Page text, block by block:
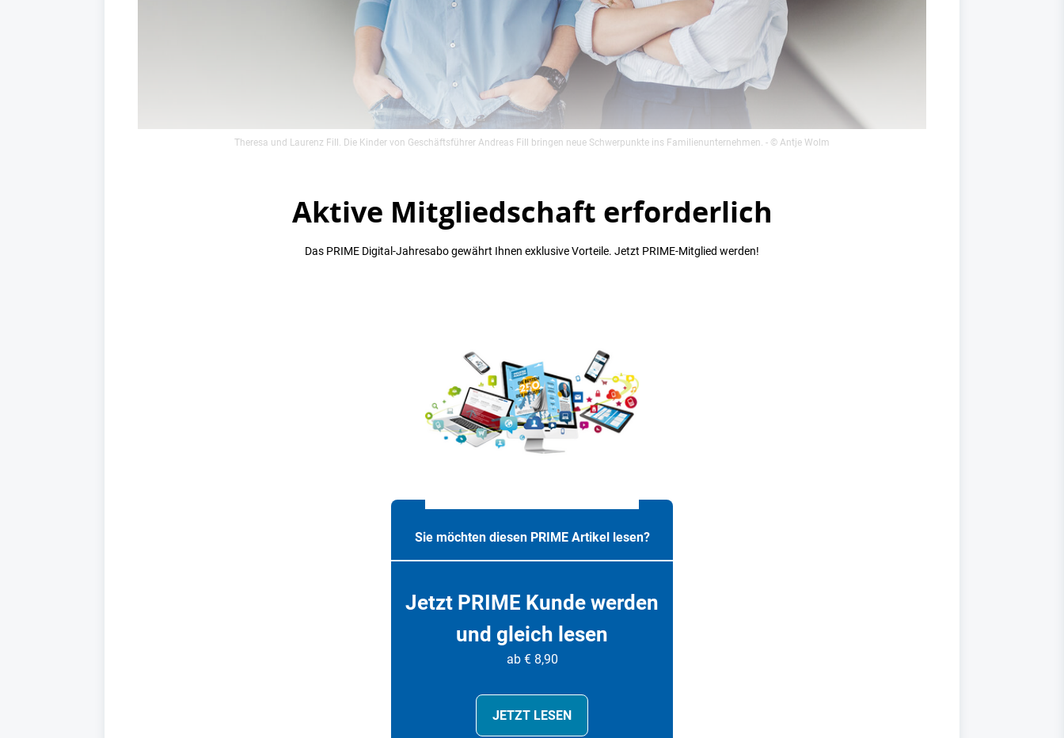
Theresa und Laurenz Fill. Die Kinder von Geschäftsführer Andreas Fill bringen neue Schwerpunkte ins Familienunternehmen. - © Antje Wolm
Aktive Mitgliedschaft erforderlich
Das PRIME Digital-Jahresabo gewährt Ihnen exklusive Vorteile. Jetzt PRIME-Mitglied werden!
Sie möchten diesen PRIME Artikel lesen?
Jetzt PRIME Kunde werden
und gleich lesen
ab € 8,90
JETZT LESEN